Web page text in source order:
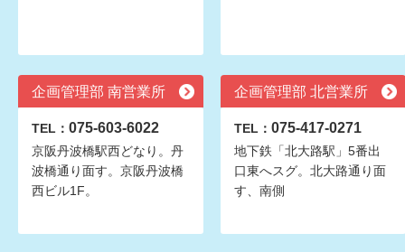
企画管理部 南営業所
TEL： 075-603-6022
京阪丹波橋駅西どなり。丹
波橋通り面す。京阪丹波橋
西ビル1F。
企画管理部 北営業所
TEL： 075-417-0271
地下鉄「北大路駅」5番出
口東へスグ。北大路通り面
す、南側